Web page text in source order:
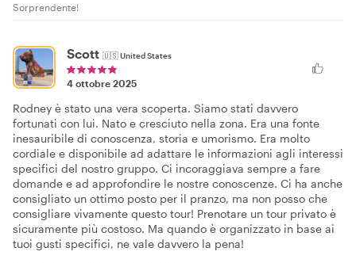
Sorprendente!
Scott 🇺🇸United States
4 ottobre 2025
Rodney è stato una vera scoperta. Siamo stati davvero
fortunati con lui. Nato e cresciuto nella zona. Era una fonte
inesauribile di conoscenza, storia e umorismo. Era molto
cordiale e disponibile ad adattare le informazioni agli interessi
specifici del nostro gruppo. Ci incoraggiava sempre a fare
domande e ad approfondire le nostre conoscenze. Ci ha anche
consigliato un ottimo posto per il pranzo, ma non posso che
consigliare vivamente questo tour! Prenotare un tour privato è
sicuramente più costoso. Ma quando è organizzato in base ai
tuoi gusti specifici, ne vale davvero la pena!